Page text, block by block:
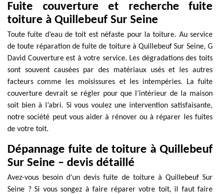
Fuite couverture et recherche fuite
toiture à Quillebeuf Sur Seine
Toute fuite d’eau de toit est néfaste pour la toiture. Au service
de toute réparation de fuite de toiture à Quillebeuf Sur Seine, G
David Couverture est à votre service. Les dégradations des toits
sont souvent causées par des matériaux usés et les autres
facteurs comme les moisissures et les intempéries. La fuite
couverture devrait se régler pour que l’intérieur de la maison
soit bien à l’abri. Si vous voulez une intervention satisfaisante,
notre société peut vous aider à rénover ou à réparer les fuites
de votre toit.
Dépannage fuite de toiture à Quillebeuf
Sur Seine – devis détaillé
Avez-vous besoin d’un devis fuite de toiture à Quillebeuf Sur
Seine ? Si vous songez à faire réparer votre toit, il faut faire